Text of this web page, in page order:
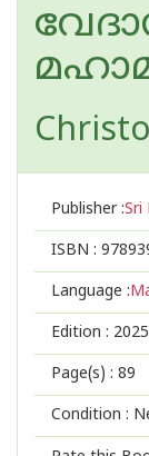
Publisher :Sri
ISBN :
Language :
Edition : 2025
Page(s) : 89
Condition :